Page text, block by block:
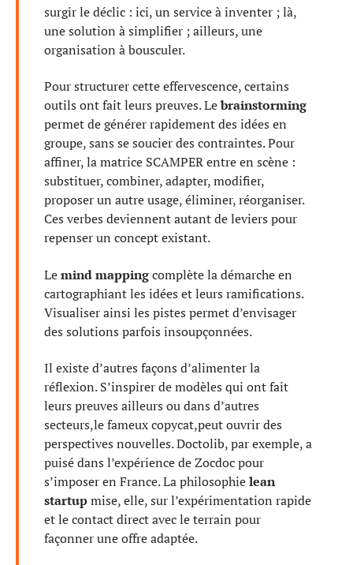
surgir le déclic : ici, un service à inventer ; là,
une solution à simplifier ; ailleurs, une
organisation à bousculer.
Pour structurer cette effervescence, certains
outils ont fait leurs preuves. Lebrainstorming
permet de générer rapidement des idées en
groupe, sans se soucier des contraintes. Pour
affiner, la matrice SCAMPER entre en scène :
substituer, combiner, adapter, modifier,
proposer un autre usage, éliminer, réorganiser.
Ces verbes deviennent autant de leviers pour
repenser un concept existant.
Lemind mappingcomplète la démarche en
cartographiant les idées et leurs ramifications.
Visualiser ainsi les pistes permet d’envisager
des solutions parfois insoupçonnées.
Il existe d’autres façons d’alimenter la
réflexion. S’inspirer de modèles qui ont fait
leurs preuves ailleurs ou dans d’autres
secteurs,le fameux copycat,peut ouvrir des
perspectives nouvelles. Doctolib, par exemple, a
puisé dans l’expérience de Zocdoc pour
s’imposer en France. La philosophielean
startupmise, elle, sur l’expérimentation rapide
et le contact direct avec le terrain pour
façonner une offre adaptée.